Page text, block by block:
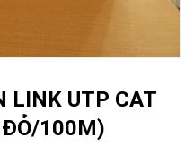
LINK UTP CAT
ĐỎ/100M)